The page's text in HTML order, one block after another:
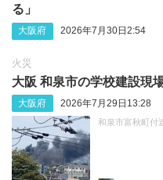
る」
大阪府 2026年7月30日2:54
火災
大阪 和泉市の学校建設現
大阪府 2026年7月29日13:28
和泉市富秋町付